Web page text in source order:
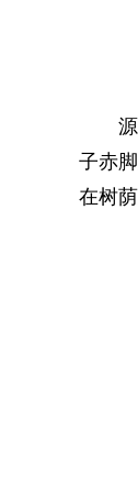
源自
子赤
在树